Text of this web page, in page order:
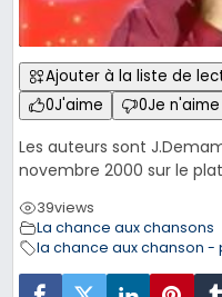
Ajouter à la liste de
0J'aime 0Je
Les auteurs sont
novembre 2000 sur le
39views
La chance aux chansons
la chance aux chanson -